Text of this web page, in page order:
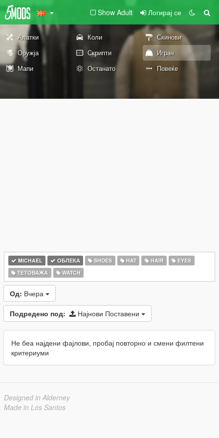
Show Adult Логирај се
Алатки Коли
Скинови
Оружја
Скрипти
Играч
Мапи
Останато Повеќе
MICHAEL ОБЛЕКА SHOES HAT HAIR
EYES
ТЕТОВАЖА
WATCH
Од: Вчера
Подредено под: Најнови Поставени
Не беа најдени фајлови, пробај повторно и смени филтени
критериуми
Designed in Alderney
Made in Los Santos